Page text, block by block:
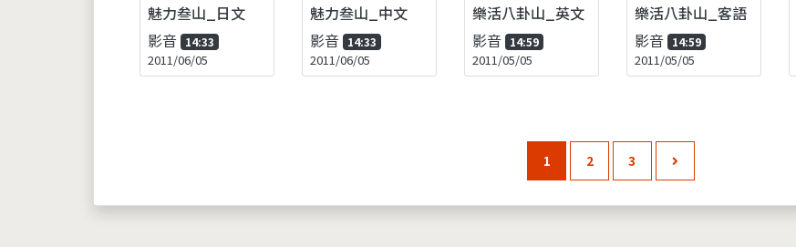
魅力叁山_日文
影音 14:33
2011/06/05
魅力叁山_中文
影音 14:33
2011/06/05
樂活八卦山_英文
影音 14:59
2011/05/05
樂活八卦山_客語
影音 14:59
2011/05/05
1 2 3